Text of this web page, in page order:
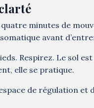
minutes de
avant
Respirez. Le sol est
elle se pratique.
de régulation et